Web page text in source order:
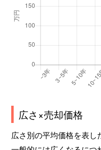
広さ×売却価格
広さ別の平均価格を表し